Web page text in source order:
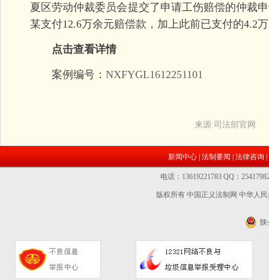
夏区劳动仲裁委员会提交了申请工伤赔偿的仲裁
某支付12.6万余元赔偿款，加上此前已支付的4.2
点击查看详情
案例编号： NXFYGL1612251101
来源:司法部官网
新闻中心 法制要闻 法律咨询
电话：13619221783 QQ：
版权所有 中国正义法制网中华人